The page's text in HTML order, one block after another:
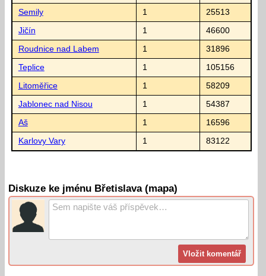
Semily 1 25513
Jičín 1 46600
Roudnice nad Labem 1 31896
Teplice 1 105156
Litoměřice 1 58209
Jablonec nad Nisou 1 54387
Aš 1 16596
Karlovy Vary 1 83122
Diskuze ke jménu Břetislava (mapa)